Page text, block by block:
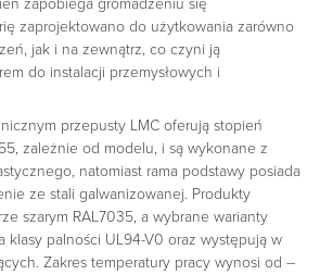
zaprojektowano do użytkowania zarówno
jak i na zewnątrz, co czyni ją
do instalacji przemysłowych i
przepusty LMC oferują stopień
zależnie od modelu, i są wykonane z
natomiast rama podstawy posiada
ze stali galwanizowanej. Produkty
szarym RAL7035, a wybrane warianty
klasy palności UL94-V0 oraz występują w
Zakres temperatury pracy wynosi od –